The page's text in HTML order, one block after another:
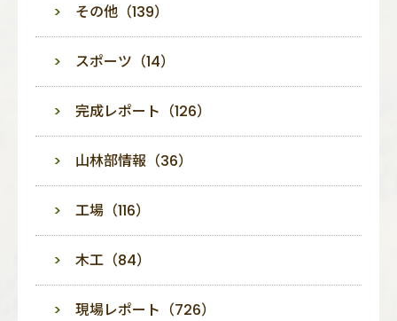
その他（139）
スポーツ（14）
完成レポート（126）
山林部情報（36）
工場（116）
木工（84）
現場レポート（726）